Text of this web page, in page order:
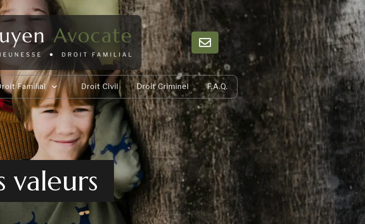
Familial Droit Civil Droit Criminel F.A.Q.
valeurs